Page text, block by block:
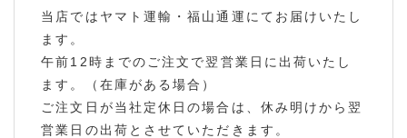
当店ではヤマト運輸・福山通運にてお届けいたし
ます。
午前12時までのご注文で翌営業日に出荷いたし
ます。（在庫がある場合）
ご注文日が当社定休日の場合は、休み明けから翌
営業日の出荷とさせていただきます。